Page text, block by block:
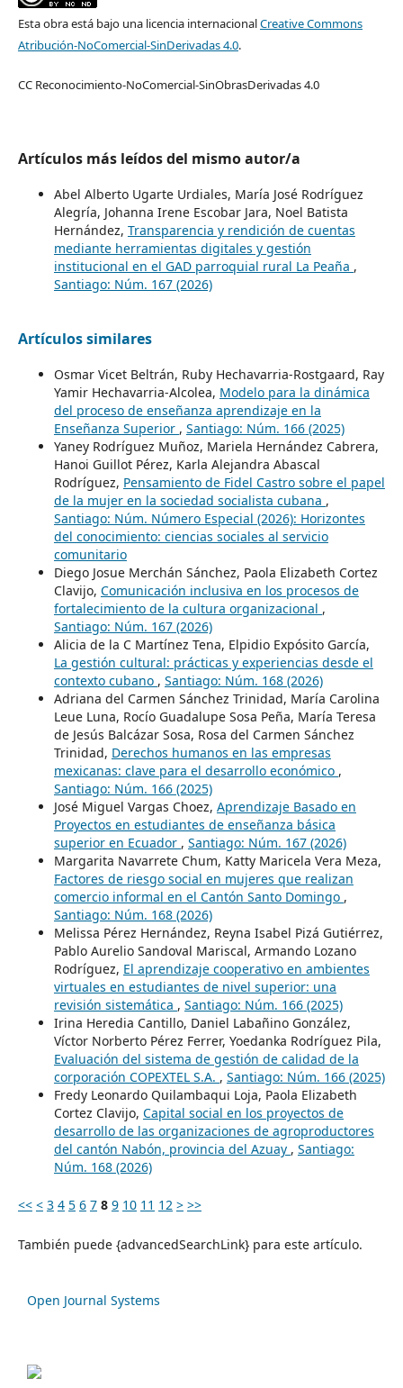
Esta obra está bajo una licencia internacionalCreative Commons
Atribución-NoComercial-SinDerivadas 4.0.
CC Reconocimiento-NoComercial-SinObrasDerivadas 4.0
Artículos más leídos del mismo autor/a
Abel Alberto Ugarte Urdiales, María José Rodríguez
Alegría, Johanna Irene Escobar Jara, Noel Batista
Hernández, Transparencia y rendición de cuentas
mediante herramientas digitales y gestión
institucional en el GAD parroquial rural La Peaña ,
Santiago: Núm. 167 (2026)
Artículos similares
Osmar Vicet Beltrán, Ruby Hechavarria-Rostgaard, Ray
Yamir Hechavarria-Alcolea, Modelo para la dinámica
del proceso de enseñanza aprendizaje en la
Enseñanza Superior , Santiago: Núm. 166 (2025)
Yaney Rodríguez Muñoz, Mariela Hernández Cabrera,
Hanoi Guillot Pérez, Karla Alejandra Abascal
Rodríguez, Pensamiento de Fidel Castro sobre el papel
de la mujer en la sociedad socialista cubana ,
Santiago: Núm. Número Especial (2026): Horizontes
del conocimiento: ciencias sociales al servicio
comunitario
Diego Josue Merchán Sánchez, Paola Elizabeth Cortez
Clavijo, Comunicación inclusiva en los procesos de
fortalecimiento de la cultura organizacional ,
Santiago: Núm. 167 (2026)
Alicia de la C Martínez Tena, Elpidio Expósito García,
La gestión cultural: prácticas y experiencias desde el
contexto cubano , Santiago: Núm. 168 (2026)
Adriana del Carmen Sánchez Trinidad, María Carolina
Leue Luna, Rocío Guadalupe Sosa Peña, María Teresa
de Jesús Balcázar Sosa, Rosa del Carmen Sánchez
Trinidad, Derechos humanos en las empresas
mexicanas: clave para el desarrollo económico ,
Santiago: Núm. 166 (2025)
José Miguel Vargas Choez, Aprendizaje Basado en
Proyectos en estudiantes de enseñanza básica
superior en Ecuador , Santiago: Núm. 167 (2026)
Margarita Navarrete Chum, Katty Maricela Vera Meza,
Factores de riesgo social en mujeres que realizan
comercio informal en el Cantón Santo Domingo ,
Santiago: Núm. 168 (2026)
Melissa Pérez Hernández, Reyna Isabel Pizá Gutiérrez,
Pablo Aurelio Sandoval Mariscal, Armando Lozano
Rodríguez, El aprendizaje cooperativo en ambientes
virtuales en estudiantes de nivel superior: una
revisión sistemática , Santiago: Núm. 166 (2025)
Irina Heredia Cantillo, Daniel Labañino González,
Víctor Norberto Pérez Ferrer, Yoedanka Rodríguez Pila,
Evaluación del sistema de gestión de calidad de la
corporación COPEXTEL S.A. , Santiago: Núm. 166 (2025)
Fredy Leonardo Quilambaqui Loja, Paola Elizabeth
Cortez Clavijo, Capital social en los proyectos de
desarrollo de las organizaciones de agroproductores
del cantón Nabón, provincia del Azuay , Santiago:
Núm. 168 (2026)
<< < 3 4 5 6 7 8 9 10 11 12 > >>
También puede {advancedSearchLink} para este artículo.
Open Journal Systems